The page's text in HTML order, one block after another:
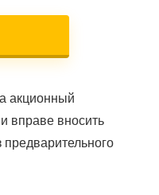
акционный
вправе вносить